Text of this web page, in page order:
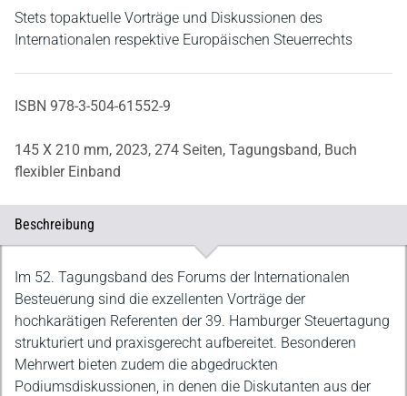
Stets topaktuelle Vorträge und Diskussionen des
Internationalen respektive Europäischen Steuerrechts
ISBN 978-3-504-61552-9
145 X 210 mm, 2023, 274 Seiten, Tagungsband, Buch
flexibler Einband
Beschreibung
Beschreibung
Im 52. Tagungsband des Forums der Internationalen
Besteuerung sind die exzellenten Vorträge der
hochkarätigen Referenten der 39. Hamburger Steuertagung
strukturiert und praxisgerecht aufbereitet. Besonderen
Mehrwert bieten zudem die abgedruckten
Podiumsdiskussionen, in denen die Diskutanten aus der